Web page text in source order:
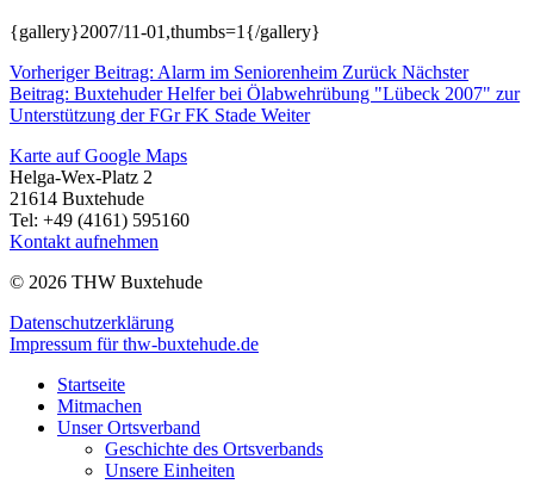
{gallery}2007/11-01 ,thumbs=1 {/gallery}
Vorheriger Beitrag: Alarm im Seniorenheim Zurück Nächster
Beitrag: Buxtehuder Helfer bei Ölabwehrübung "Lübeck 2007" zur
Unterstützung der FGr FK Stade Weiter
Karte auf Google Maps
Helga-Wex-Platz 2
21614 Buxtehude
Tel: +49 (4161) 595160
Kontakt aufnehmen
© 2026 THW Buxtehude
Datenschutzerklärung
Impressum für thw-buxtehude.de
Startseite
Mitmachen
Unser Ortsverband
Geschichte des Ortsverbands
Unsere Einheiten